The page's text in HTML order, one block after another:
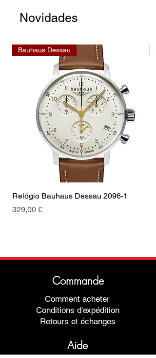
Novidades
Bauhaus Dessau
Relógio Bauhaus Dessau 2096-1
Prix
329,00 €
Commande
Comment acheter
Conditions d'expédition
Retours et échanges
Aide